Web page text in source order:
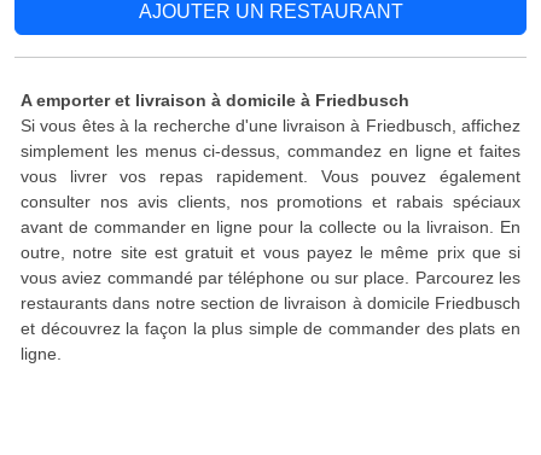
AJOUTER UN RESTAURANT
A emporter et livraison à domicile à Friedbusch
Si vous êtes à la recherche d'une livraison à Friedbusch, affichez
simplement les menus ci-dessus, commandez en ligne et faites
vous livrer vos repas rapidement. Vous pouvez également
consulter nos avis clients, nos promotions et rabais spéciaux
avant de commander en ligne pour la collecte ou la livraison. En
outre, notre site est gratuit et vous payez le même prix que si
vous aviez commandé par téléphone ou sur place. Parcourez les
restaurants dans notre section de livraison à domicile Friedbusch
et découvrez la façon la plus simple de commander des plats en
ligne.